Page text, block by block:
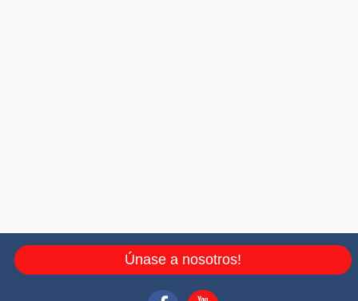
Únase a nosotros!